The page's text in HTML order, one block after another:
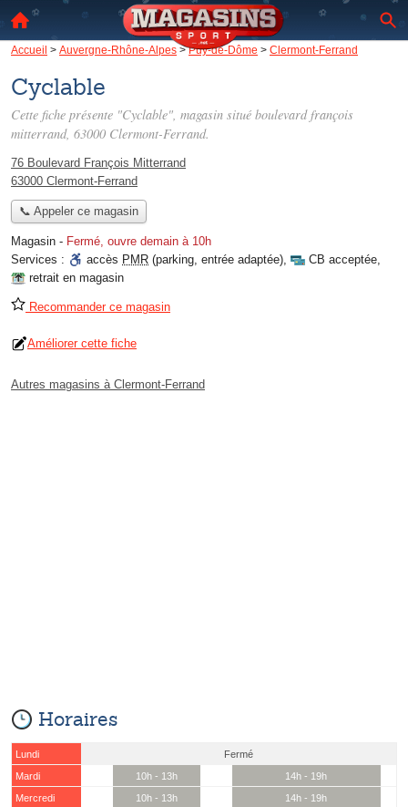
Accueil > Auvergne-Rhône-Alpes >Puy-de-Dôme > Clermont-Ferrand
Cyclable
Cette fiche présente "Cyclable", magasin situé boulevard françois
mitterrand, 63000 Clermont-Ferrand.
76 Boulevard François Mitterrand
63000 Clermont-Ferrand
📞 Appeler ce magasin
Magasin - Fermé, ouvre demain à 10h
Services :
accès PMR (parking, entrée adaptée), CB acceptée,
retrait en magasin
Recommander ce magasin
Améliorer cette fiche
Autres magasins à Clermont-Ferrand
Horaires
Lundi
Fermé
Mardi
10h - 13h
14h - 19h
Mercredi
10h - 13h
14h - 19h